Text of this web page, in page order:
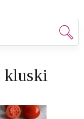
kluski